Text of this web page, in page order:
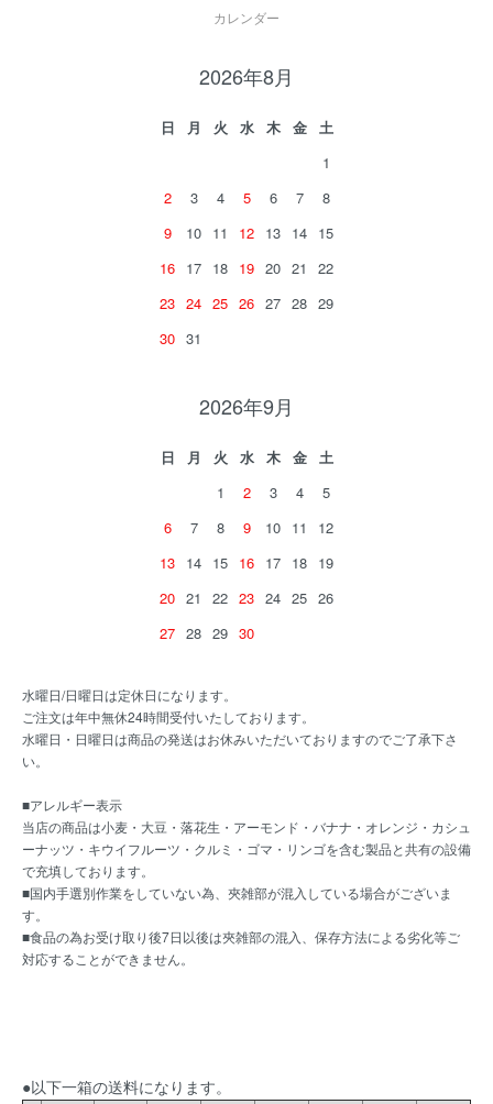
カレンダー
2026年8月
日 月 火 水 木 金
土
1
2
3 4 5 6 7
8
9
10 11 12 13 14 15
16 17 18 19 20 21
22
23 24 25 26 27 28 29
30 31
2026年9月
日 月 火 水 木 金
土
1
2 3 4
5
6
7 8 9 10 11
12
13 14 15 16 17 18 19
20 21 22 23 24 25 26
27 28 29 30
水曜日/日曜日は定休日になります。
ご注文は年中無休24時間受付いたしております。
水曜日・日曜日は商品の発送はお休みいただいておりますのでご了承下さ
い。
■アレルギー表示
当店の商品は小麦・大豆・落花生・アーモンド・バナナ・オレンジ・カシュ
ーナッツ・キウイフルーツ・クルミ・ゴマ・リンゴを含む製品と共有の設備
で充填しております。
■国内手選別作業をしていない為、夾雑部が混入している場合がございま
す。
■食品の為お受け取り後7日以後は夾雑部の混入、保存方法による劣化等ご
対応することができません。
●以下一箱の送料になります。